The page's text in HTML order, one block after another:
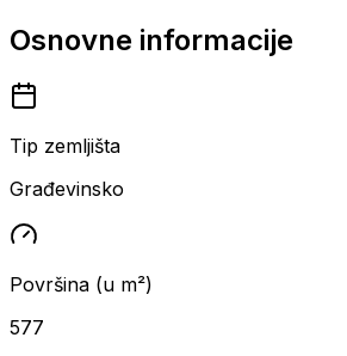
Osnovne informacije
Tip zemljišta
Građevinsko
Površina (u m²)
577